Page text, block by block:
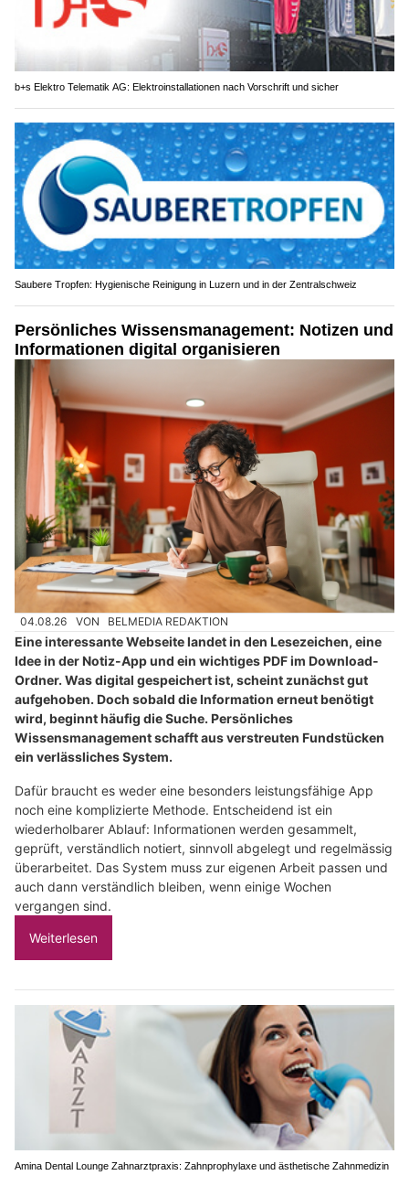
b+s Elektro Telematik AG: Elektroinstallationen nach Vorschrift und sicher
Saubere Tropfen: Hygienische Reinigung in Luzern und in der Zentralschweiz
Persönliches Wissensmanagement: Notizen und
Informationen digital organisieren
04.08.26 VON BELMEDIA REDAKTION
Eine interessante Webseite landet in den Lesezeichen, eine
Idee in der Notiz-App und ein wichtiges PDF im Download-
Ordner. Was digital gespeichert ist, scheint zunächst gut
aufgehoben. Doch sobald die Information erneut benötigt
wird, beginnt häufig die Suche. Persönliches
Wissensmanagement schafft aus verstreuten Fundstücken
ein verlässliches System.
Dafür braucht es weder eine besonders leistungsfähige App
noch eine komplizierte Methode. Entscheidend ist ein
wiederholbarer Ablauf: Informationen werden gesammelt,
geprüft, verständlich notiert, sinnvoll abgelegt und regelmässig
überarbeitet. Das System muss zur eigenen Arbeit passen und
auch dann verständlich bleiben, wenn einige Wochen
vergangen sind.
Weiterlesen
Amina Dental Lounge Zahnarztpraxis: Zahnprophylaxe und ästhetische Zahnmedizin